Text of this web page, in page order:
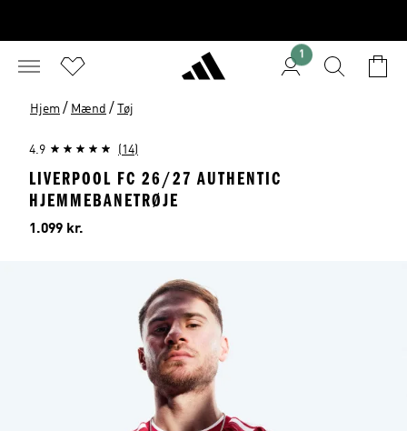
1
Hjem / Mænd / Tøj
4.9 (14)
LIVERPOOL FC 26/27 AUTHENTIC
HJEMMEBANETRØJE
Pris
1.099 kr.